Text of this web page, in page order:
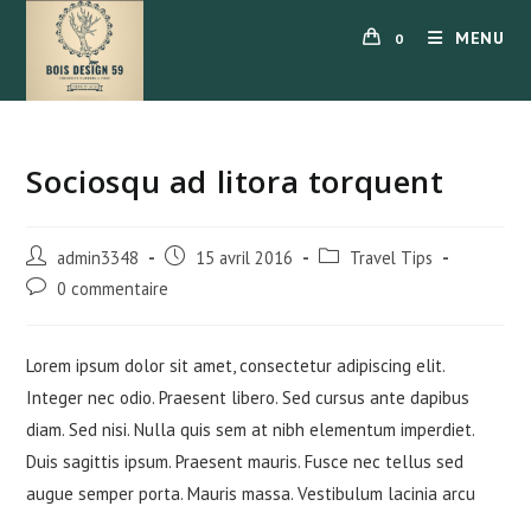
content
0 MENU
Sociosqu ad litora torquent
Auteur/autrice
de
admin3348
Publication
publiée :
15 avril 2016
Post Travel Tips
Commentaires
publication :
0 commentaire
Lorem ipsum dolor sit amet, consectetur adipiscing elit.
Integer nec odio. Praesent libero. Sed cursus ante dapibus
diam. Sed nisi. Nulla quis sem at nibh elementum imperdiet.
Duis sagittis ipsum. Praesent mauris. Fusce nec tellus sed
augue semper porta. Mauris massa. Vestibulum lacinia arcu